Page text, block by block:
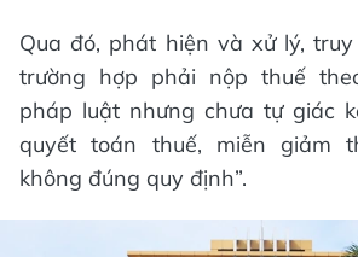
Qua đó, phát hiện và xử lý,
trường hợp phải nộp thuế
pháp luật nhưng chưa tự giác
quyết toán thuế, miễn giảm
không đúng quy định”.